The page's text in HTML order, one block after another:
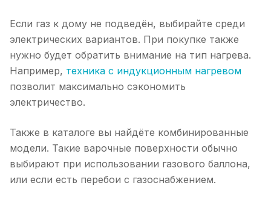
Если газ к дому не подведён, выбирайте среди
электрических вариантов. При покупке также
нужно будет обратить внимание на тип нагрева.
Например, техника с индукционным нагревом
позволит максимально сэкономить
электричество.
Также в каталоге вы найдёте комбинированные
модели. Такие варочные поверхности обычно
выбирают при использовании газового баллона,
или если есть перебои с газоснабжением.